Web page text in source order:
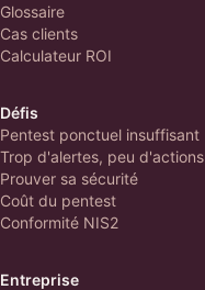
Glossaire
Cas clients
Calculateur ROI
Défis
Pentest ponctuel insuffisant
Trop d'alertes, peu d'actions
Prouver sa sécurité
Coût du pentest
Conformité NIS2
Entreprise